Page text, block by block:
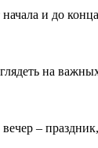
и до
на
–